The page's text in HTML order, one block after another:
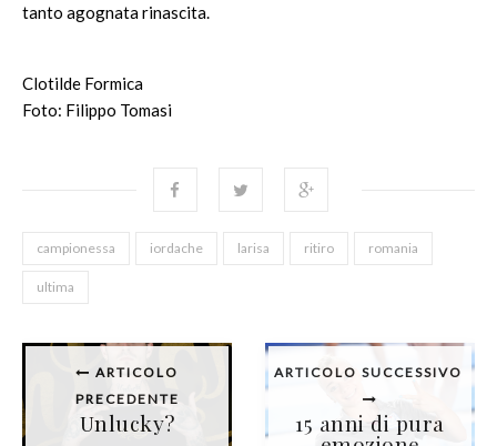
tanto agognata rinascita.
Clotilde Formica
Foto: Filippo Tomasi
campionessa iordache larisa ritiro romania
ultima
ARTICOLO
PRECEDENTE
Unlucky?
ARTICOLO SUCCESSIVO
15 anni di pura